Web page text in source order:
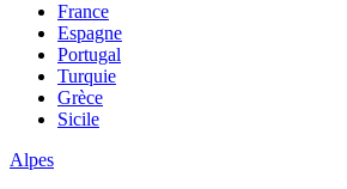
France
Espagne
Portugal
Turquie
Grèce
Sicile
Alpes